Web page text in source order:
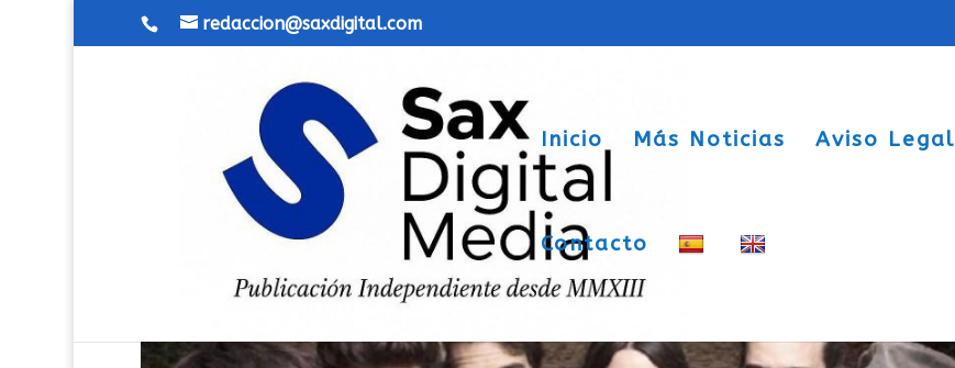
redaccion@saxdigital.com
Inicio Más Noticias Aviso Legal
Contacto